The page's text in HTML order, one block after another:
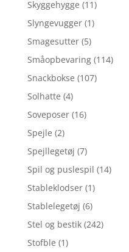
Skyggehygge (11)
Slyngevugger (1)
Smagesutter (5)
Småopbevaring (114)
Snackbokse (107)
Solhatte (4)
Soveposer (16)
Spejle (2)
Spejllegetøj (7)
Spil og puslespil (14)
Stableklodser (1)
Stablelegetøj (6)
Stel og bestik (242)
Stofble (1)